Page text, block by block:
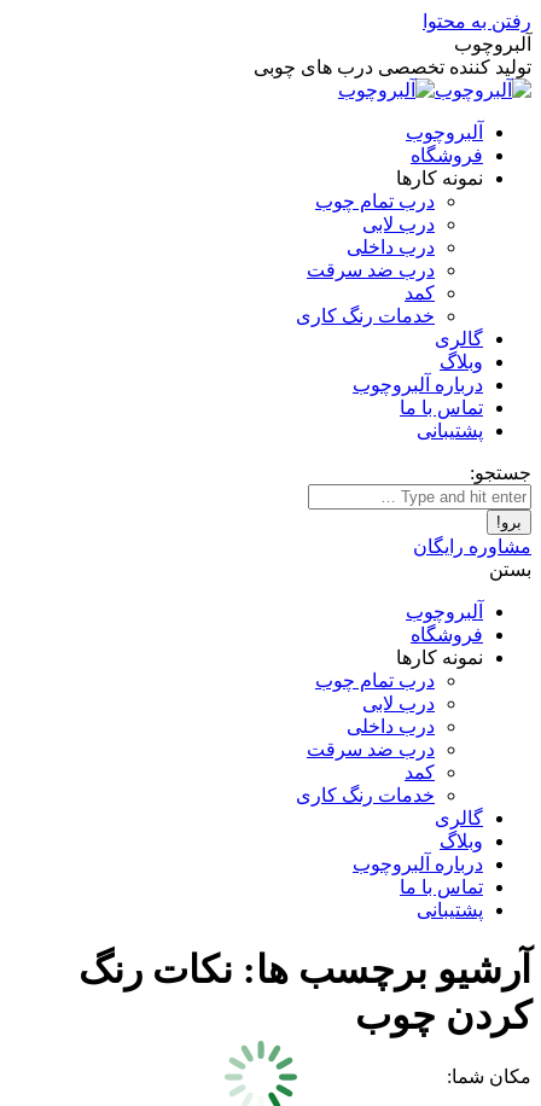
رفتن به محتوا
آلبروچوب
تولید کننده تخصصی درب های چوبی
آلبروچوب
فروشگاه
نمونه کارها
درب تمام چوب
درب لابی
درب داخلی
درب ضد سرقت
کمد
خدمات رنگ کاری
گالری
وبلاگ
درباره آلبروچوب
تماس با ما
پشتیبانی
جستجو:
مشاوره رایگان
بستن
آلبروچوب
فروشگاه
نمونه کارها
درب تمام چوب
درب لابی
درب داخلی
درب ضد سرقت
کمد
خدمات رنگ کاری
گالری
وبلاگ
درباره آلبروچوب
تماس با ما
پشتیبانی
آرشیو برچسب ها: نکات رنگ
کردن چوب
مکان شما: